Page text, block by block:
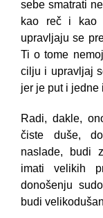
sebe smatrati
kao reč i kao
upravljaju se
Ti o tome
cilju i upravljaj
jer je put i jedne
Radi, dakle,
čiste duše,
naslade, budi
imati velikih
donošenju
budi